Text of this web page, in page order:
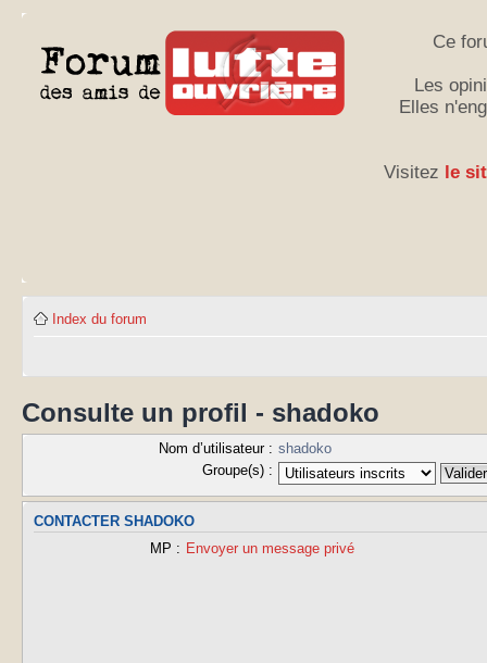
Ce
Les
Elles
Visitez le
Index du forum
Consulte un profil - shadoko
Nom d’utilisateur : shadoko
Groupe(s) :
CONTACTER SHADOKO
MP : Envoyer un message privé